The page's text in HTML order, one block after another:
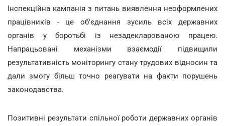
Інспекційна кампанія з питань виявлення неоформлених
працівників - це об'єднання зусиль всіх державних
органів у боротьбі із незадекларованою працею.
Напрацьовані механізми взаємодії підвищили
результативність моніторингу стану трудових відносин та
дали змогу більш точно реагувати на факти порушень
законодавства.
Позитивні результати спільної роботи державних органів